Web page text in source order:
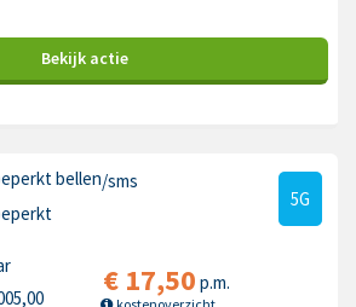
Bekijk actie
bellen/sms
5G
€ 17,50 p.m.